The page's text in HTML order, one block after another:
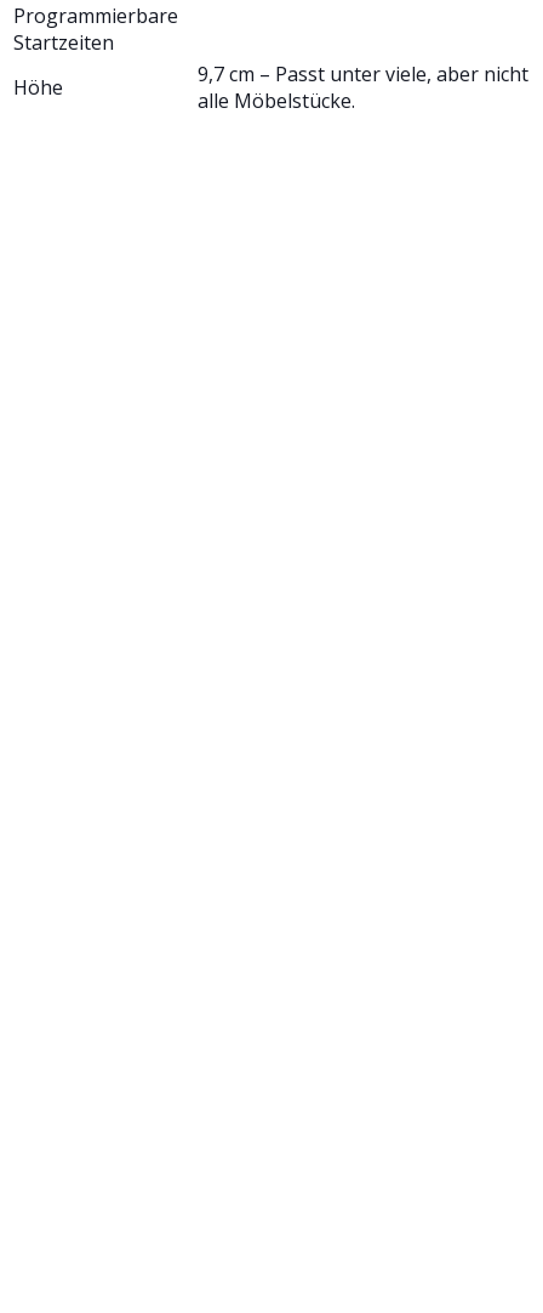
Programmierbare
Startzeiten
Höhe
9,7 cm – Passt unter viele, aber nicht
alle Möbelstücke.